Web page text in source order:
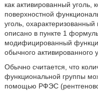
как активированный
поверхностной
уголь,
описано в пункте 1
модифицированный
обычного активированного
Обычно считается, что
функциональной группы
помощью РФЭС